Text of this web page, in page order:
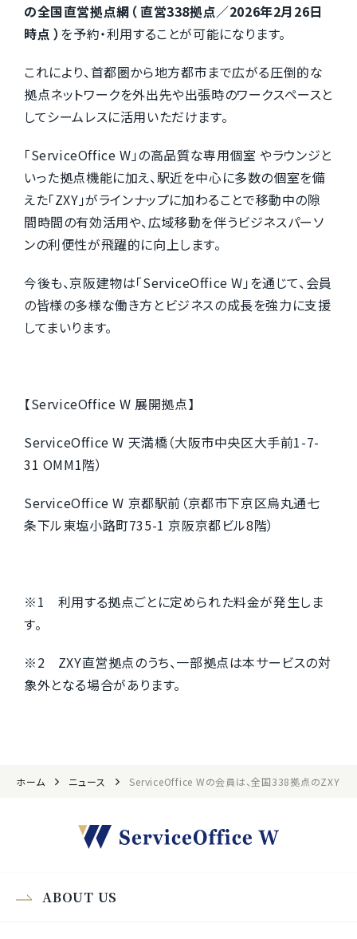
の全国直営拠点網（ 直営338拠点／2026年2月26日
時点 ） を予約・利用することが可能になります。
これにより、首都圏から地方都市まで広がる圧倒的な
拠点ネットワークを外出先や出張時のワークスペースと
してシームレスに活用いただけます。
「ServiceOffice W」の高品質な専用個室 やラウンジと
いった拠点機能に加え、駅近を中心に多数の個室を備
えた「ZXY」がラインナップに加わることで移動中の隙
間時間の有効活用や、広域移動を伴うビジネスパーソ
ンの利便性が飛躍的に向上します。
今後も、京阪建物は「ServiceOffice W」を通じて、会員
の皆様の多様な働き方とビジネスの成長を強力に支援
してまいります。
【ServiceOffice W 展開拠点】
ServiceOffice W 天満橋（大阪市中央区大手前1-7-
31 OMM1階）
ServiceOffice W 京都駅前（京都市下京区烏丸通七
条下ル東塩小路町735-1 京阪京都ビル8階）
※1 利用する拠点ごとに定められた料金が発生しま
す。
※2 ZXY直営拠点のうち、一部拠点は本サービスの対
象外となる場合があります。
ホーム ニュース ServiceOffice Wの会員は、全国338拠点のZXY直
ABOUT US